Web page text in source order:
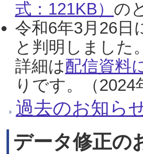
式：121KB） の
令和6年3月26日
と判明しました
詳細は配信資料
りです。（2024
過去のお知ら
データ修正の